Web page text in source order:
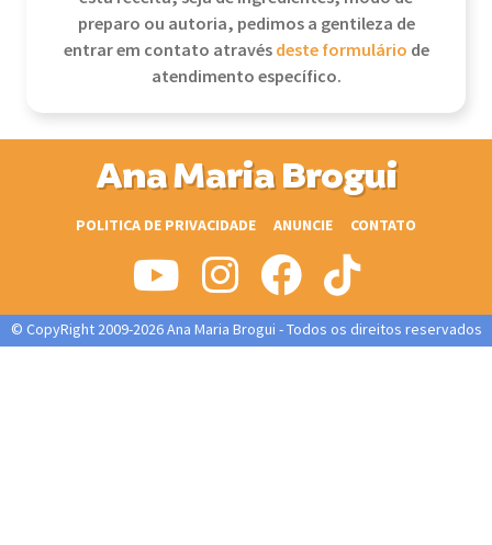
preparo ou autoria, pedimos a gentileza de
entrar em contato atravésdeste formulário de
atendimento específico.
Ana Maria Brogui
POLITICA DE PRIVACIDADE ANUNCIE CONTATO
© CopyRight 2009-2026 Ana Maria Brogui - Todos os direitos reservados